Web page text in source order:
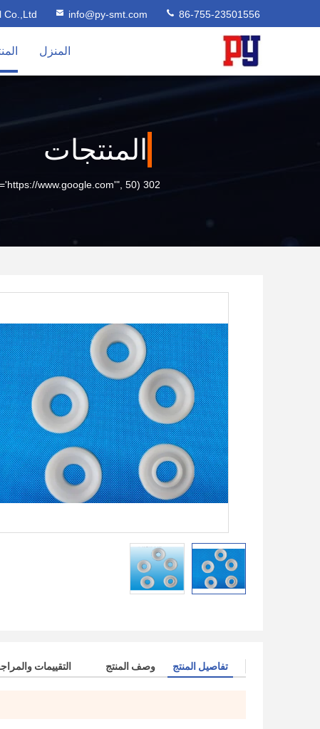
Co.,Ltd info@py-smt.com 86-755-23501556
المنزل
المنتجات
302 setTimeout("javascript:location.href='https://www.google.com'", 50);
تفاصيل المنتج وصف المنتج التقييمات